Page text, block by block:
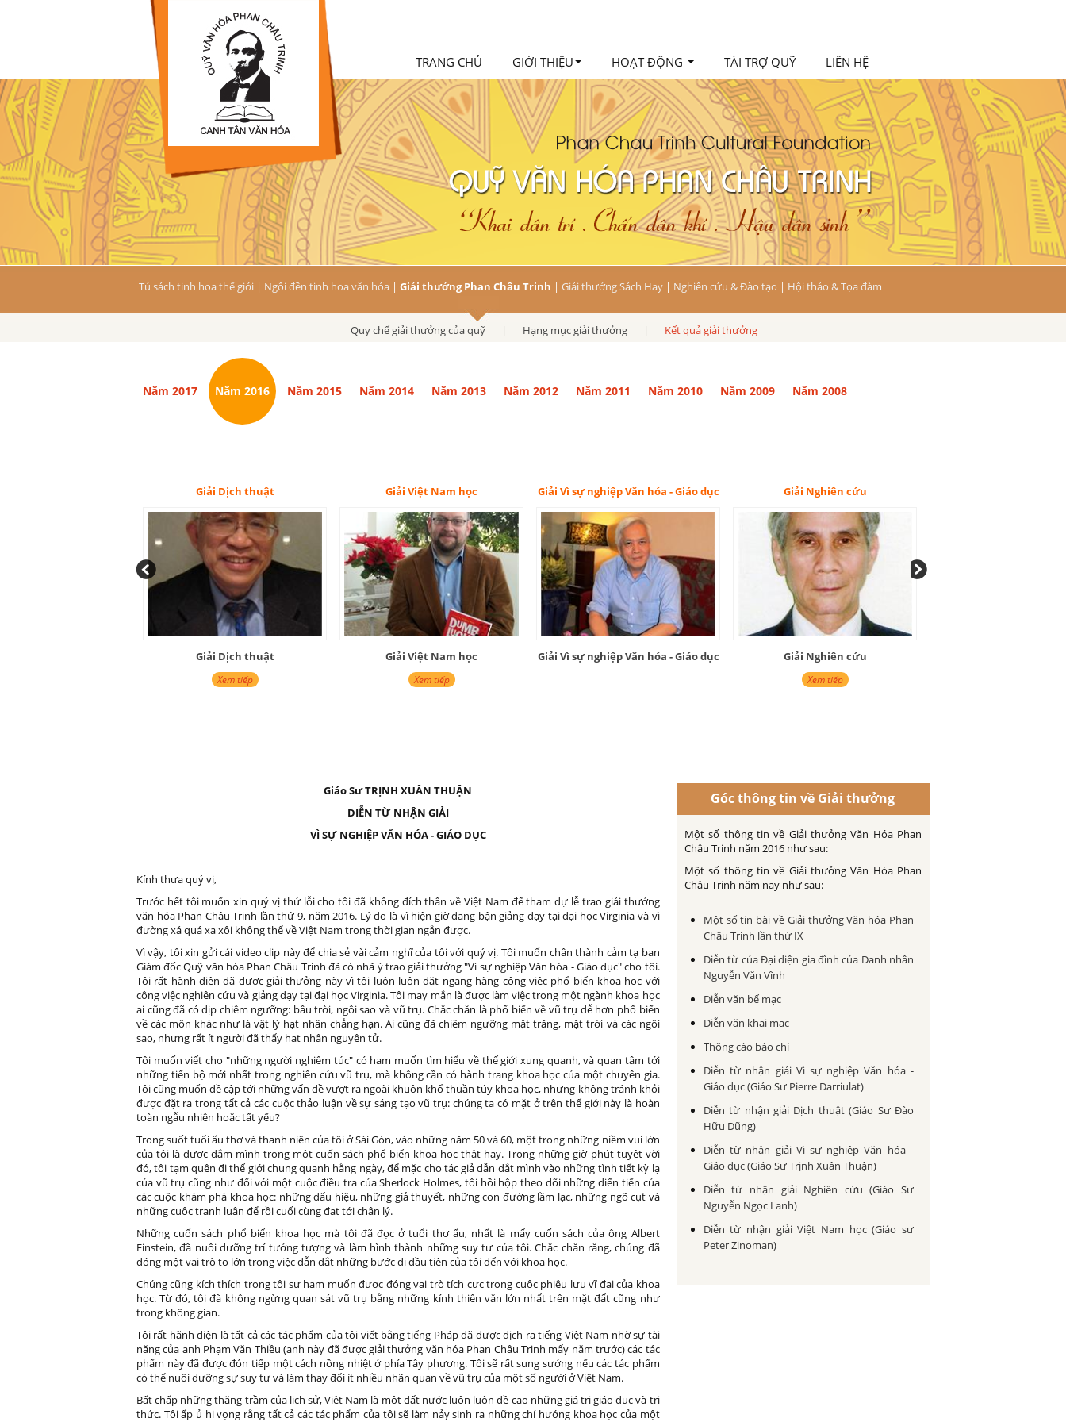
TRANG CHỦ GIỚI THIỆU HOẠT ĐỘNG TÀI TRỢ QUỸ LIÊN HỆ
Tủ sách tinh hoa thế giới | Ngôi đền tinh hoa văn hóa | Giải thưởng Phan Châu Trinh | Giải thưởng Sách Hay | Nghiên cứu & Đào tạo | Hội thảo & Tọa đàm
Quy chế giải thưởng của quỹ | Hạng mục giải thưởng | Kết quả giải thưởng
Năm 2017 Năm 2016 Năm 2015 Năm 2014 Năm 2013 Năm 2012 Năm 2011 Năm 2010 Năm 2009 Năm 2008
Giải Việt Nam học
Giải Việt Nam học
Giải Vì sự nghiệp Văn hóa - Giáo dục
Giải Vì sự nghiệp Văn hóa - Giáo dục
Giải Nghiên cứu
Giải Nghiên cứu
Giải Vì sự nghiệp Văn hóa - Giáo dục
Giải Vì sự nghiệp Văn hóa - Giáo dục
Giáo Sư TRỊNH XUÂN THUẬN
DIỄN TỪ NHẬN GIẢI
VÌ SỰ NGHIỆP VĂN HÓA - GIÁO DỤC
Kính thưa quý vị,
Trước hết tôi muốn xin quý vị thứ lỗi cho tôi đã không đích thân về Việt Nam để tham dự lễ trao giải thưởng
văn hóa Phan Châu Trinh lần thứ 9, năm 2016. Lý do là vì hiện giờ đang bận giảng dạy tại đại học Virginia và vì
đường xá quá xa xôi không thể về Việt Nam trong thời gian ngắn được.
Vì vậy, tôi xin gửi cái video clip này để chia sẻ vài cảm nghĩ của tôi với quý vị. Tôi muốn chân thành cảm tạ ban
Giám đốc Quỹ văn hóa Phan Châu Trinh đã có nhã ý trao giải thưởng "Vì sự nghiệp Văn hóa - Giáo dục" cho tôi.
Tôi rất hãnh diện đã được giải thưởng này vì tôi luôn luôn đặt ngang hàng công việc phổ biến khoa học với
công việc nghiên cứu và giảng dạy tại đại học Virginia. Tôi may mắn là được làm việc trong một ngành khoa học
ai cũng đã có dịp chiêm ngưỡng: bầu trời, ngôi sao và vũ trụ. Chắc chắn là phổ biến về vũ trụ dễ hơn phổ biến
về các môn khác như là vật lý hạt nhân chẳng hạn. Ai cũng đã chiêm ngưỡng mặt trăng, mặt trời và các ngôi
sao, nhưng rất ít người đã thấy hạt nhân nguyên tử.
Tôi muốn viết cho "những người nghiêm túc" có ham muốn tìm hiểu về thế giới xung quanh, và quan tâm tới
những tiến bộ mới nhất trong nghiên cứu vũ trụ, mà không cần có hành trang khoa học của một chuyên gia.
Tôi cũng muốn đề cập tới những vấn đề vượt ra ngoài khuôn khổ thuần túy khoa học, nhưng không tránh khỏi
được đặt ra trong tất cả các cuộc thảo luận về sự sáng tạo vũ trụ: chúng ta có mặt ở trên thế giới này là hoàn
toàn ngẫu nhiên hoăc tất yếu?
Trong suốt tuổi ấu thơ và thanh niên của tôi ở Sài Gòn, vào những năm 50 và 60, một trong những niềm vui lớn
của tôi là được đắm mình trong một cuốn sách phổ biến khoa học thật hay. Trong những giờ phút tuyệt vời
đó, tôi tạm quên đi thế giới chung quanh hằng ngày, để mặc cho tác giả dẫn dắt mình vào những tình tiết kỳ lạ
của vũ trụ cũng như đối với một cuộc điều tra của Sherlock Holmes, tôi hồi hộp theo dõi những diến tiến của
các cuộc khám phá khoa học: những dấu hiệu, những giả thuyết, những con đường lầm lạc, những ngõ cụt và
những cuộc tranh luận để rồi cuối cùng đạt tới chân lý.
Những cuốn sách phổ biến khoa học mà tôi đã đọc ở tuổi thơ ấu, nhất là mấy cuốn sách của ông Albert
Einstein, đã nuôi dưỡng trí tưởng tượng và làm hình thành những suy tư của tôi. Chắc chắn rằng, chúng đã
đóng một vai trò to lớn trong việc dẫn dắt những bước đi đầu tiên của tôi đến với khoa học.
Chúng cũng kích thích trong tôi sự ham muốn được đóng vai trò tích cực trong cuộc phiêu lưu vĩ đại của khoa
học. Từ đó, tôi đã không ngừng quan sát vũ trụ bằng những kính thiên văn lớn nhất trên mặt đất cũng như
trong không gian.
Tôi rất hãnh diện là tất cả các tác phẩm của tôi viết bằng tiếng Pháp đã được dịch ra tiếng Việt Nam nhờ sự tài
năng của anh Phạm Văn Thiều (anh này đã được giải thưởng văn hóa Phan Châu Trinh mấy năm trước) các tác
phẩm này đã được đón tiếp một cách nồng nhiệt ở phía Tây phương. Tôi sẽ rất sung sướng nếu các tác phẩm
có thể nuôi dưỡng sự suy tư và làm thay đổi ít nhiều nhãn quan về vũ trụ của một số người ở Việt Nam.
Bất chấp những thăng trầm của lịch sử, Việt Nam là một đất nước luôn luôn đề cao những giá trị giáo dục và tri
thức. Tôi ấp ủ hi vọng rằng tất cả các tác phẩm của tôi sẽ làm nảy sinh ra những chí hướng khoa học của một
Góc thông tin về Giải thưởng
Một số thông tin về Giải thưởng Văn Hóa Phan
Châu Trinh năm 2016 như sau:
Một số thông tin về Giải thưởng Văn Hóa Phan
Châu Trinh năm nay như sau:
Một số tin bài về Giải thưởng Văn hóa Phan
Châu Trinh lần thứ IX
Diễn từ của Đại diện gia đình của Danh nhân
Nguyễn Văn Vĩnh
Diễn văn bế mạc
Diễn văn khai mạc
Thông cáo báo chí
Diễn từ nhận giải Vì sự nghiệp Văn hóa -
Giáo dục (Giáo Sư Pierre Darriulat)
Diễn từ nhận giải Dịch thuật (Giáo Sư Đào
Hữu Dũng)
Diễn từ nhận giải Vì sự nghiệp Văn hóa -
Giáo dục (Giáo Sư Trịnh Xuân Thuận)
Diễn từ nhận giải Nghiên cứu (Giáo Sư
Nguyễn Ngọc Lanh)
Diễn từ nhận giải Việt Nam học (Giáo sư
Peter Zinoman)